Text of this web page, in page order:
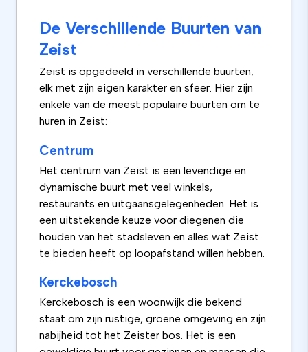
De Verschillende Buurten van
Zeist
Zeist is opgedeeld in verschillende buurten,
elk met zijn eigen karakter en sfeer. Hier zijn
enkele van de meest populaire buurten om te
huren in Zeist:
Centrum
Het centrum van Zeist is een levendige en
dynamische buurt met veel winkels,
restaurants en uitgaansgelegenheden. Het is
een uitstekende keuze voor diegenen die
houden van het stadsleven en alles wat Zeist
te bieden heeft op loopafstand willen hebben.
Kerckebosch
Kerckebosch is een woonwijk die bekend
staat om zijn rustige, groene omgeving en zijn
nabijheid tot het Zeister bos. Het is een